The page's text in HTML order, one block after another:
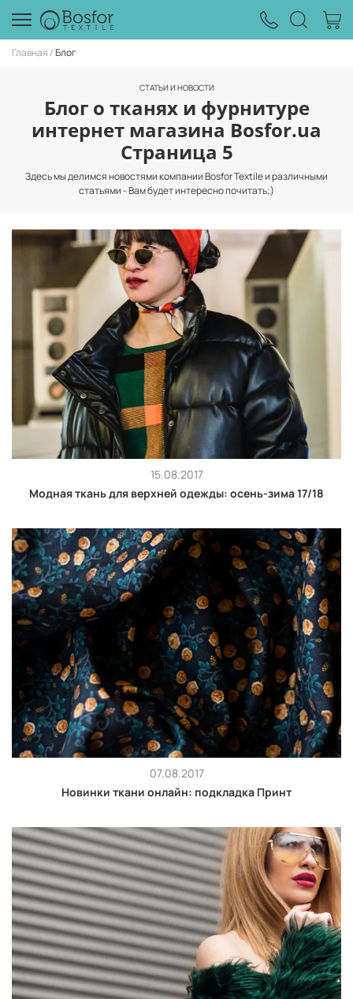
Главная Блог
СТАТЬИ И НОВОСТИ
Блог о тканях и фурнитуре
интернет магазина Bosfor.ua
Страница 5
Здесь мы делимся новостями компании Bosfor Textile и различными
статьями - Вам будет интересно почитать;)
15.08.2017
Модная ткань для верхней одежды: осень-зима 17/18
07.08.2017
Новинки ткани онлайн: подкладка Принт